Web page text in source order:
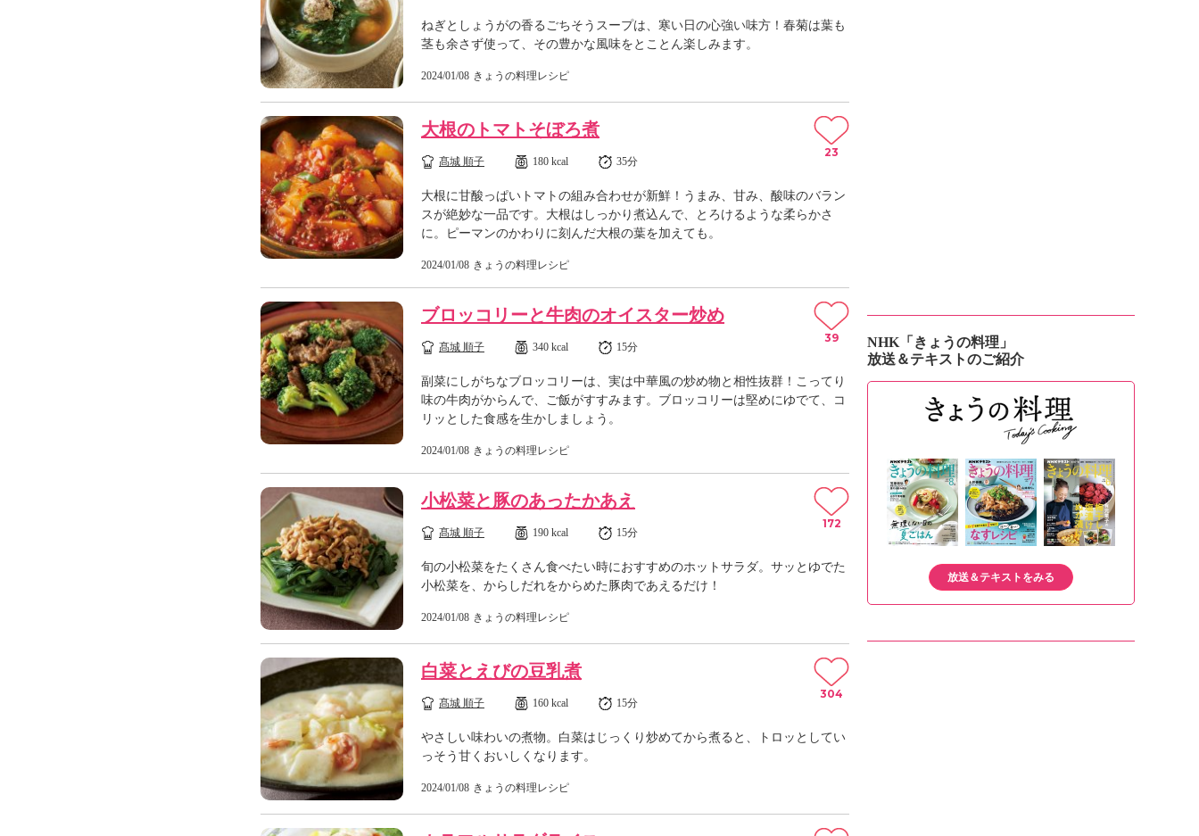
ねぎとしょうがの香るごちそうスープは、寒い日の心強い味方！春菊は葉も
茎も余さず使って、その豊かな風味をとことん楽しみます。
2024/01/08 きょうの料理レシピ
大根のトマトそぼろ煮
髙城 順子 180 kcal 35分
大根に甘酸っぱいトマトの組み合わせが新鮮！うまみ、甘み、酸味のバラン
スが絶妙な一品です。大根はしっかり煮込んで、とろけるような柔らかさ
に。ピーマンのかわりに刻んだ大根の葉を加えても。
2024/01/08 きょうの料理レシピ
23
ブロッコリーと牛肉のオイスター炒め
髙城 順子 340 kcal 15分
副菜にしがちなブロッコリーは、実は中華風の炒め物と相性抜群！こってり
味の牛肉がからんで、ご飯がすすみます。ブロッコリーは堅めにゆでて、コ
リッとした食感を生かしましょう。
2024/01/08 きょうの料理レシピ
39
小松菜と豚のあったかあえ
髙城 順子 190 kcal 15分
旬の小松菜をたくさん食べたい時におすすめのホットサラダ。サッとゆでた
小松菜を、からしだれをからめた豚肉であえるだけ！
2024/01/08 きょうの料理レシピ
172
白菜とえびの豆乳煮
髙城 順子 160 kcal 15分
やさしい味わいの煮物。白菜はじっくり炒めてから煮ると、トロッとしてい
っそう甘くおいしくなります。
2024/01/08 きょうの料理レシピ
304
NHK「きょうの料理」
放送＆テキストのご紹介
放送＆テキストをみる